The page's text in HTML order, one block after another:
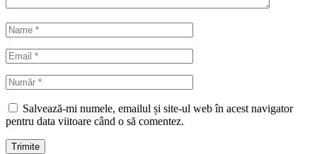
Salvează-mi numele, emailul și site-ul web în acest navigator
pentru data viitoare când o să comentez.
Trimite